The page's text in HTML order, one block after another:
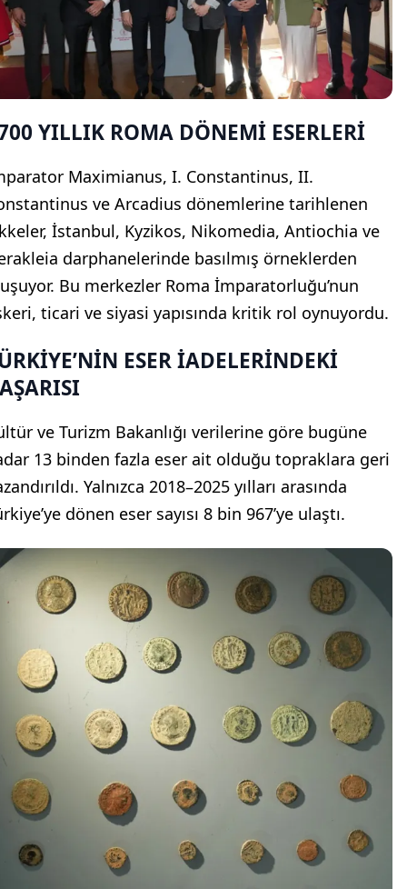
YILLIK ROMA DÖNEMİ ESERLERİ
Maximianus, I. Constantinus, II.
ve Arcadius dönemlerine tarihlenen
İstanbul, Kyzikos, Nikomedia, Antiochia ve
darphanelerinde basılmış örneklerden
Bu merkezler Roma İmparatorluğu’nun
ticari ve siyasi yapısında kritik rol oynuyordu.
ESER İADELERİNDEKİ
ve Turizm Bakanlığı verilerine göre bugüne
13 binden fazla eser ait olduğu topraklara geri
Yalnızca 2018–2025 yılları arasında
dönen eser sayısı 8 bin 967’ye ulaştı.